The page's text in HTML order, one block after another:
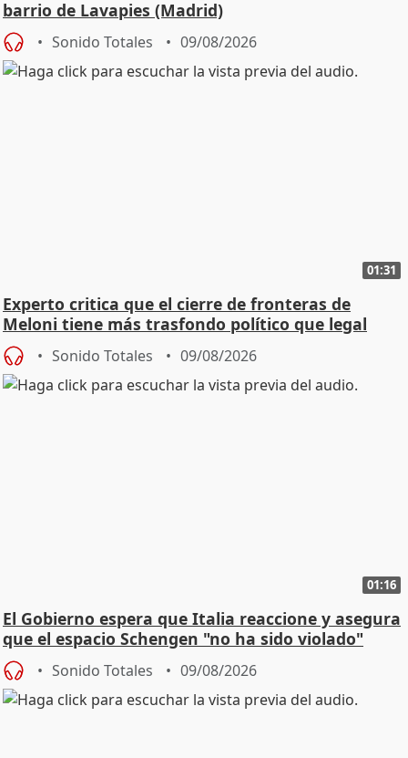
barrio de Lavapies (Madrid)
Sonido Totales 09/08/2026
01:31
Experto critica que el cierre de fronteras de
Meloni tiene más trasfondo político que legal
Sonido Totales 09/08/2026
01:16
El Gobierno espera que Italia reaccione y asegura
que el espacio Schengen "no ha sido violado"
Sonido Totales 09/08/2026